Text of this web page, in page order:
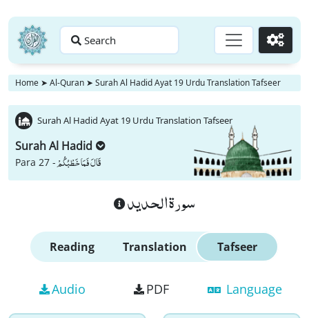
Search Go
Home ➤ Al-Quran ➤ Surah Al Hadid Ayat 19 Urdu Translation Tafseer
Surah Al Hadid Ayat 19 Urdu Translation Tafseer
Surah Al Hadid
Para 27 -قَالَ فَمَا خَطْبُكُمْ
سورة الحديد
Reading Translation Tafseer
Audio PDF Language